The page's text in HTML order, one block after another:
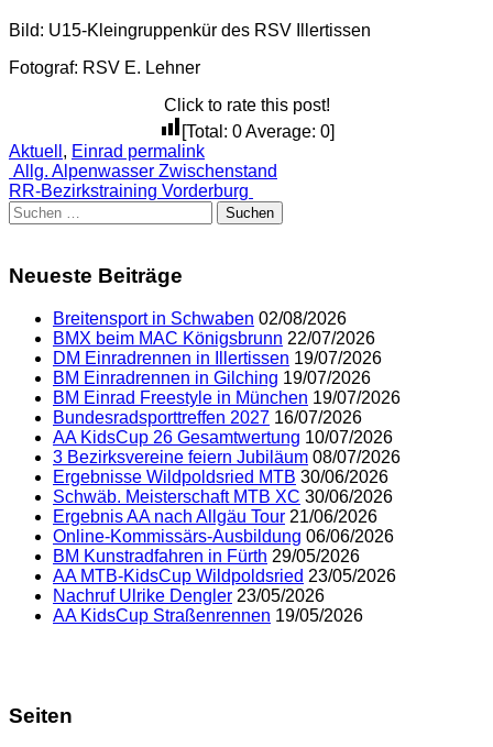
Bild: U15-Kleingruppenkür des RSV Illertissen
Fotograf: RSV E. Lehner
Click to rate this post!
[Total: 0Average: 0]
Aktuell , Einrad permalink
Post
navigation
Allg. Alpenwasser Zwischenstand
RR-Bezirkstraining Vorderburg
Suchen
nach:
Neueste Beiträge
Breitensport in Schwaben 02/08/2026
BMX beim MAC Königsbrunn 22/07/2026
DM Einradrennen in Illertissen 19/07/2026
BM Einradrennen in Gilching 19/07/2026
BM Einrad Freestyle in München 19/07/2026
Bundesradsporttreffen 2027 16/07/2026
AA KidsCup 26 Gesamtwertung 10/07/2026
3 Bezirksvereine feiern Jubiläum 08/07/2026
Ergebnisse Wildpoldsried MTB 30/06/2026
Schwäb. Meisterschaft MTB XC 30/06/2026
Ergebnis AA nach Allgäu Tour 21/06/2026
Online-Kommissärs-Ausbildung 06/06/2026
BM Kunstradfahren in Fürth 29/05/2026
AA MTB-KidsCup Wildpoldsried 23/05/2026
Nachruf Ulrike Dengler 23/05/2026
AA KidsCup Straßenrennen 19/05/2026
Seiten